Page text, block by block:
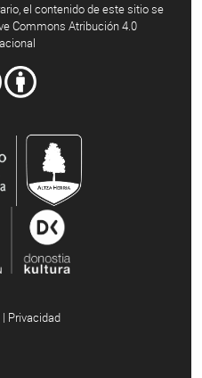
el contenido de este sitio se
Commons Atribución 4.0
Privacidad